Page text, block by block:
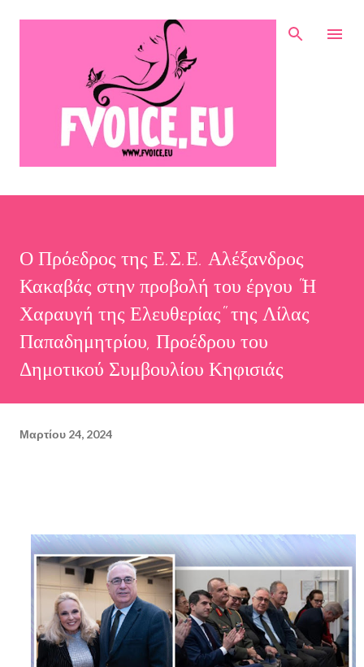
Μετάβαση στο κύριο περιεχόμενο
Ο Πρόεδρος της Ε.Σ.Ε. Αλέξανδρος
Κακαβάς στην προβολή του έργου "Η
Χαραυγή της Ελευθερίας" της Λίλας
Παπαδημητρίου, Προέδρου του
Δημοτικού Συμβουλίου Κηφισιάς
Μαρτίου 24, 2024